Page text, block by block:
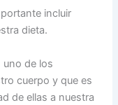
incluir
dieta.
uno de los
cuerpo y que es
de ellas a nuestra